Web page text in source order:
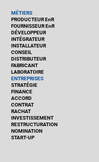
MÉTIERS
PRODUCTEUR EnR
FOURNISSEUR EnR
DÉVELOPPEUR
INTÉGRATEUR
INSTALLATEUR
CONSEIL
DISTRIBUTEUR
FABRICANT
LABORATOIRE
ENTREPRISES
STRATÉGIE
FINANCE
ACCORD
CONTRAT
RACHAT
INVESTISSEMENT
RESTRUCTURATION
NOMINATION
START-UP